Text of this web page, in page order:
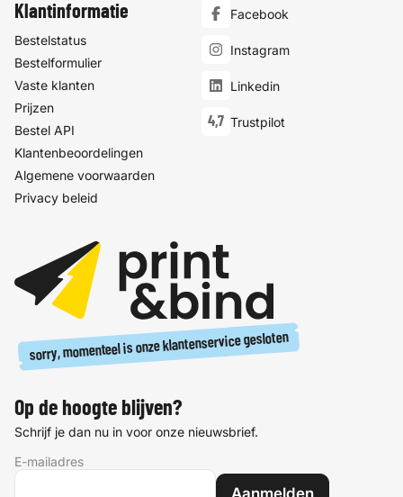
Klantinformatie
Bestelstatus
Bestelformulier
Vaste klanten
Prijzen
Bestel API
Klantenbeoordelingen
Algemene voorwaarden
Privacy beleid
Facebook
Instagram
Linkedin
4,7 Trustpilot
sorry, momenteel is onze klantenservice gesloten
Op de hoogte blijven?
Schrijf je dan nu in voor onze nieuwsbrief.
E-mailadres